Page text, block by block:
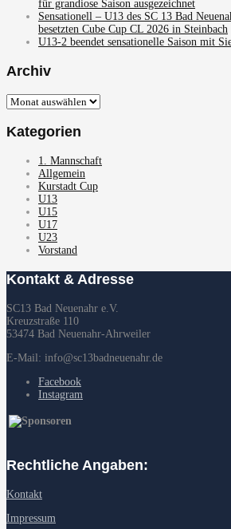
für grandiose Saison ausgezeichnet
Sensationell – U13 des SC 13 Bad
besetzten Cube Cup CL 2026 in Steinbach
U13-2 beendet sensationelle Saison mit
Archiv
Archiv
Kategorien
1. Mannschaft
Allgemein
Kurstadt Cup
U13
U15
U17
U23
Vorstand
Kontakt & Adresse
SC13 Bad Neuenahr e.V.
Kreuzstraße 110
53474 Bad Neuenahr-Ahrweiler
E-Mail: info@sc13badneuenahr.de
Facebook
Instagram
Rechtliche Angaben:
Kontakt
Impressum